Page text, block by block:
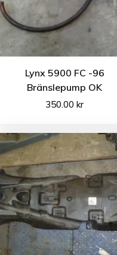
Lynx 5900 FC -96
Bränslepump OK
350.00kr